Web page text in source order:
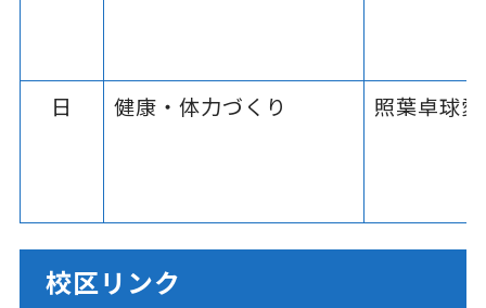
日 健康・体力づくり 照葉卓球
校区リンク